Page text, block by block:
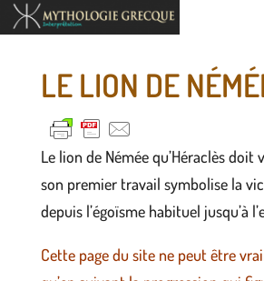
LE LION DE
Le lion de Némée qu’Héraclès doit
son premier travail symbolise la
depuis l’égoïsme habituel jusqu’à
Cette page du site ne peut être